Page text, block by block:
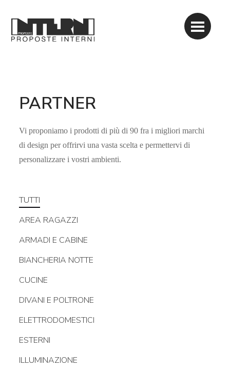
PARTNER
Vi proponiamo i prodotti di più di 90 fra i migliori marchi
di design per offrirvi una vasta scelta e permettervi di
personalizzare i vostri ambienti.
TUTTI
AREA RAGAZZI
ARMADI E CABINE
BIANCHERIA NOTTE
CUCINE
DIVANI E POLTRONE
ELETTRODOMESTICI
ESTERNI
ILLUMINAZIONE